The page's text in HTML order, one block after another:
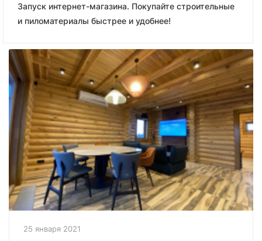
Запуск интернет-магазина. Покупайте строительные
и пиломатериалы быстрее и удобнее!
25 января 2021